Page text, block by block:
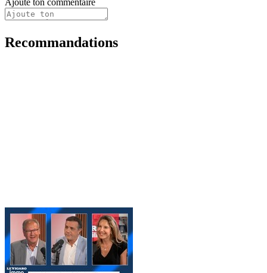
Ajoute ton commentaire
Recommandations